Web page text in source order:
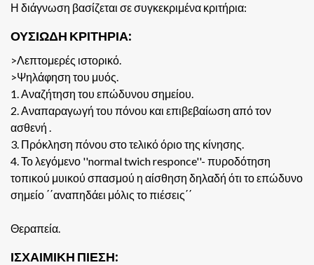
Η διάγνωση βασίζεται σε συγκεκριμένα κριτήρια:
ΟΥΣΙΩΔΗ ΚΡΙΤΗΡΙΑ:
>Λεπτομερές ιστορικό.
>Ψηλάφηση του μυός.
1. Αναζήτηση του επώδυνου σημείου.
2. Αναπαραγωγή του πόνου και επιβεβαίωση από τον
ασθενή .
3. Πρόκληση πόνου στο τελικό όριο της κίνησης.
4. Το λεγόμενο ''normal twich responce''- πυροδότηση
τοπικού μυικού σπασμού η αίσθηση δηλαδή ότι το επώδυνο
σημείο ΄΄αναπηδάει μόλις το πιέσεις΄΄
Θεραπεία.
ΙΣΧΑΙΜΙΚΗ ΠΙΕΣΗ: